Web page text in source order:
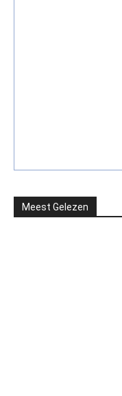
Meest Gelezen